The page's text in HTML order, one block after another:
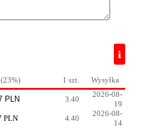
1 szt. Wysyłka
3.40
2026-08-
19
PLN 4.40
2026-08-
14